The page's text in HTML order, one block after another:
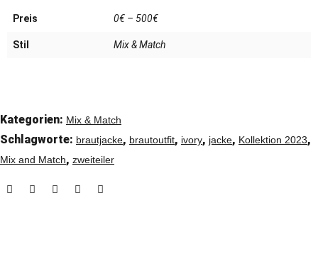
Preis 0€ – 500€
Stil Mix & Match
Kategorien: Mix & Match
Schlagworte: brautjacke, brautoutfit, ivory, jacke, Kollektion 2023,
Mix and Match, zweiteiler